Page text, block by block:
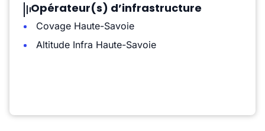
Opérateur(s) d’infrastructure
Covage Haute-Savoie
Altitude Infra Haute-Savoie